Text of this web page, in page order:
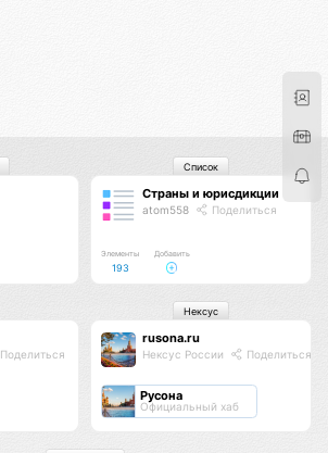
Страны и юрисдикции
atom558 Поделиться
Элементы
193
Добавить
Список
Поделиться
rusona.ru
Нексус России Поделиться
Русона
Официальный хаб
Нексус